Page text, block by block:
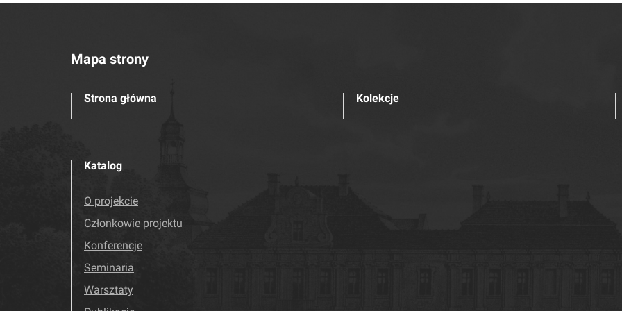
Mapa strony
Strona główna Kolekcje
Katalog
O projekcie
Członkowie projektu
Konferencje
Seminaria
Warsztaty